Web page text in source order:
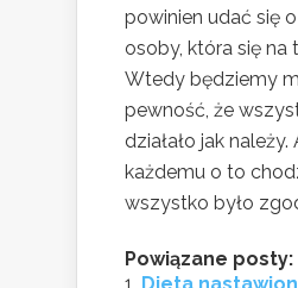
powinien udać się
osoby, która się na
Wtedy będziemy
pewność, że
działało jak
każdemu o to
wszystko było
Powiązane posty: